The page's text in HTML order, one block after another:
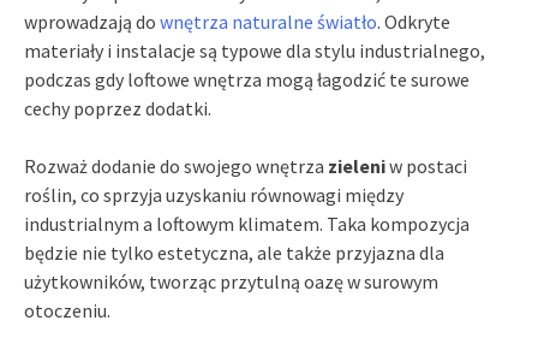
wprowadzają do wnętrza naturalne światło. Odkryte
materiały i instalacje są typowe dla stylu industrialnego,
podczas gdy loftowe wnętrza mogą łagodzić te surowe
cechy poprzez dodatki.
Rozważ dodanie do swojego wnętrza zieleniw postaci
roślin, co sprzyja uzyskaniu równowagi między
industrialnym a loftowym klimatem. Taka kompozycja
będzie nie tylko estetyczna, ale także przyjazna dla
użytkowników, tworząc przytulną oazę w surowym
otoczeniu.